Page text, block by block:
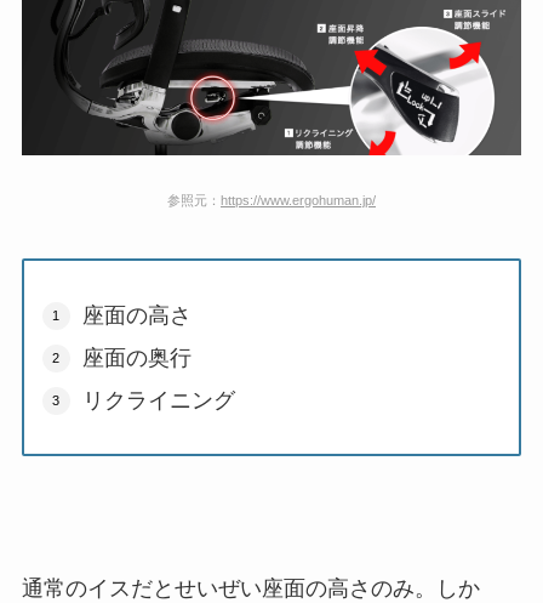
参照元： https://www.ergohuman.jp/
座面の高さ
座面の奥行
リクライニング
通常のイスだとせいぜい座面の高さのみ。しか